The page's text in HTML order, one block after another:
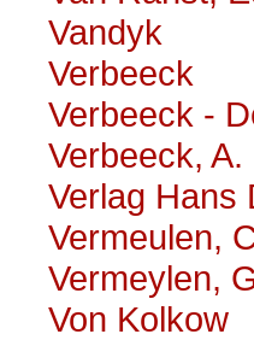
Vandyk
Verbeeck
Verbeeck -
Verbeeck, A.
Verlag Hans
Vermeulen,
Vermeylen,
Von Kolkow